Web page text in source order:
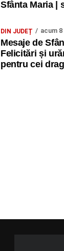
Sfânta Maria |
DIN JUDEȚ acum 8
Mesaje de
Felicitări și
pentru cei